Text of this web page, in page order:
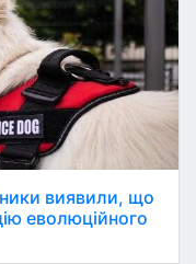
виявили, що
еволюційного